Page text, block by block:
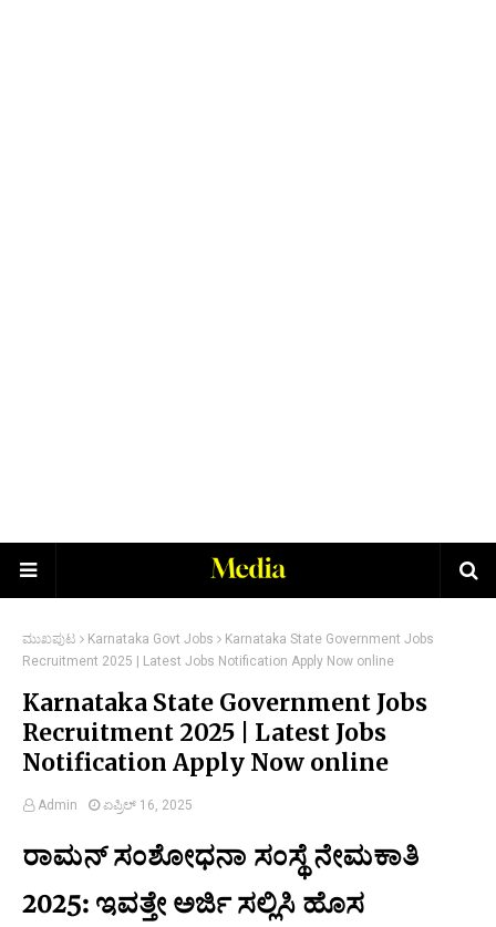
ಮುಖಪುಟ Karnataka Govt Jobs
Karnataka State Government Jobs
Recruitment 2025 | Latest Jobs Notification Apply Now online
Karnataka State Government Jobs
Recruitment 2025 | Latest Jobs
Notification Apply Now online
Admin ಏಪ್ರಿಲ್ 16, 2025
ರಾಮನ್ ಸಂಶೋಧನಾ ಸಂಸ್ಥೆ ನೇಮಕಾತಿ
2025: ಇವತ್ತೇ ಅರ್ಜಿ ಸಲ್ಲಿಸಿ ಹೊಸ